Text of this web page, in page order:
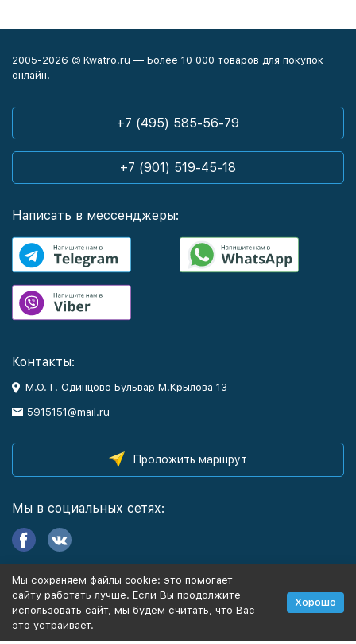
2005-2026 © Kwatro.ru — Более 10 000 товаров для покупок
онлайн!
+7 (495) 585-56-79
+7 (901) 519-45-18
Написать в мессенджеры:
Контакты:
М.О. Г. Одинцово Бульвар М.Крылова 13
5915151@mail.ru
Проложить маршрут
Мы в социальных сетях:
Информация
Мы сохраняем файлы cookie: это помогает
сайту работать лучше. Если Вы продолжите
использовать сайт, мы будем считать, что Вас
это устраивает.
Хорошо